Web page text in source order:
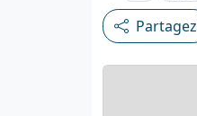
Partagez